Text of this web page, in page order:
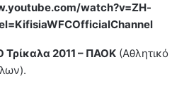
watch?v=ZH-
2011 – ΠΑΟΚ (Αθλητικό